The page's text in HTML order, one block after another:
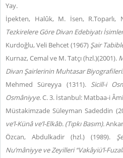
Yay.
İpekten, Halûk, M. İsen, R.Toparlı,
Tezkirelere Göre Divan Edebiyatı
Kurdoğlu, Veli Behcet (1967) Şair
Kurnaz, Cemal ve M. Tatçı (hzl.)(2001).
Divan Şairlerinin Muhtasar Biyografileri
Mehmed Süreyya (1311). Sicill-i
Osmâniyye. C. 3. İstanbul: Matbaa-i
Müstakimzade Süleyman Sadeddin
ve’l-Künâ ve’l-Elkâb. (Tıpkı Basım).
Özcan, Abdulkadir (hzl.) (1989).
Nu’mâniyye ve Zeyilleri “Vakâyiü’l-